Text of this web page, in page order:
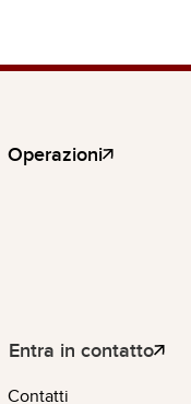
Operazioni
Entra in contatto
Contatti